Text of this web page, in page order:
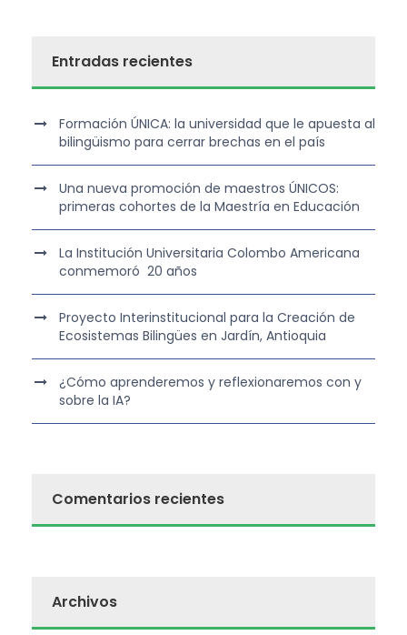
Entradas recientes
Formación ÚNICA: la universidad que le apuesta al
bilingüismo para cerrar brechas en el país
Una nueva promoción de maestros ÚNICOS:
primeras cohortes de la Maestría en Educación
La Institución Universitaria Colombo Americana
conmemoró 20 años
Proyecto Interinstitucional para la Creación de
Ecosistemas Bilingües en Jardín, Antioquia
¿Cómo aprenderemos y reflexionaremos con y
sobre la IA?
Comentarios recientes
Archivos